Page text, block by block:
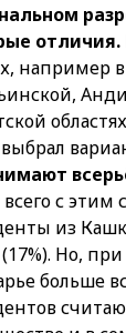
отличия.
например в
с этим
из
Но,
больше